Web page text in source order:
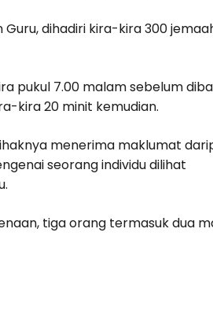
dihadiri kira-kira 300
pukul 7.00 malam sebelum
kira 20 minit kemudian.
menerima maklumat
seorang individu dilihat
tiga orang termasuk dua